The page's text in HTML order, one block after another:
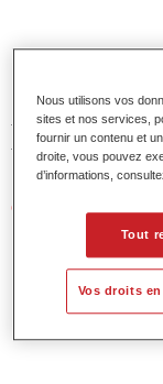
Permahyd Teinte
Prélaque nacrée
hydrodiluable de
technologie
teintes opaques et
Caractéristiques
Permet une
Offre une
Procure une
Nous utilisons vos
sites et nos services,
fournir un contenu et
droite, vous pouvez
d’informations,
Tout
Vos droits